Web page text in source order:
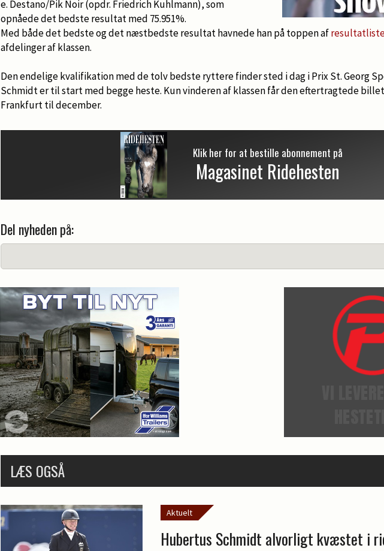
e. Destano/Pik Noir (opdr. Friedrich Kuhlmann), som
opnåede det bedste resultat med 75.951%.
Med både det bedste og det næstbedste resultat havnede han på toppen af
afdelinger af klassen.
Den endelige kvalifikation med de tolv bedste ryttere finder sted i dag i Prix St. Georg
Schmidt er til start med begge heste. Kun vinderen af klassen får den eftertragtede
Frankfurt til december.
Klik her for at bestille abonnement på
Magasinet Ridehesten
Del nyheden på:
LÆS OGSÅ
Aktuelt
Hubertus Schmidt alvorligt kvæstet i